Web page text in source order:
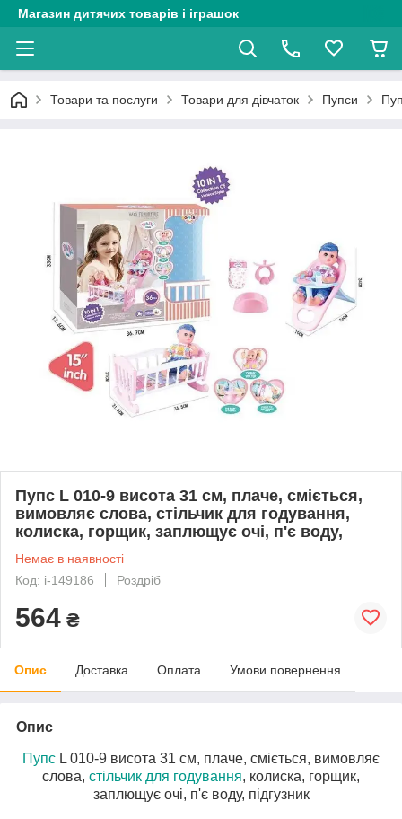
Магазин дитячих товарів і іграшок
Товари та послуги Товари для дівчаток Пупси
Пупс L 010-9 висота 31 см, плаче, сміється,
вимовляє слова, стільчик для годування,
колиска, горщик, заплющує очі, п'є воду,
Немає в наявності
Код: i-149186
Роздріб
564 ₴
Опис Доставка Оплата Умови повернення
Опис
Пупс L 010-9 висота 31 см, плаче, сміється, вимовляє
слова, стільчик для годування, колиска, горщик,
заплющує очі, п'є воду, підгузник